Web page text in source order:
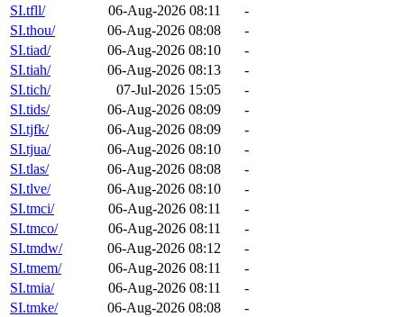
SI.tfll/
06-Aug-2026 08:11
-
SI.thou/
06-Aug-2026 08:08
-
SI.tiad/
06-Aug-2026 08:10
-
SI.tiah/
06-Aug-2026 08:13
-
SI.tich/
07-Jul-2026 15:05
-
SI.tids/
06-Aug-2026 08:09
-
SI.tjfk/
06-Aug-2026 08:09
-
SI.tjua/
06-Aug-2026 08:10
-
SI.tlas/
06-Aug-2026 08:08
-
SI.tlve/
06-Aug-2026 08:10
-
SI.tmci/
06-Aug-2026 08:11
-
SI.tmco/
06-Aug-2026 08:11
-
SI.tmdw/
06-Aug-2026 08:12
-
SI.tmem/
06-Aug-2026 08:11
-
SI.tmia/
06-Aug-2026 08:11
-
SI.tmke/
06-Aug-2026 08:08
-